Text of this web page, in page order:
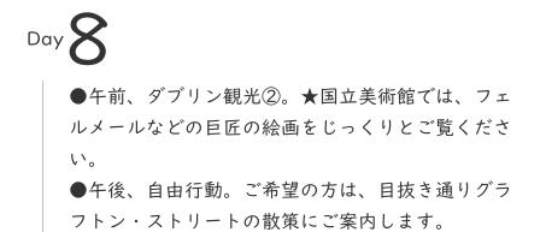
Day 8
●午前、ダブリン観光②。★国立美術館では、フェ
ルメールなどの巨匠の絵画をじっくりとご覧くださ
い。
●午後、自由行動。ご希望の方は、目抜き通りグラ
フトン・ストリートの散策にご案内します。